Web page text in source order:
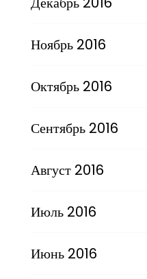
Ноябрь 2016
Октябрь 2016
Сентябрь 2016
Август 2016
Июль 2016
Июнь 2016